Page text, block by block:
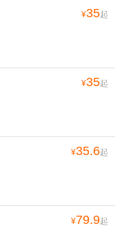
¥35起
¥35起
¥35.6起
¥79.9起